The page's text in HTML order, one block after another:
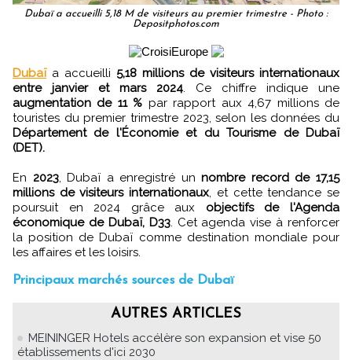
Dubaï a accueilli 5,18 M de visiteurs au premier trimestre - Photo :
Depositphotos.com
Dubaïa accueilli 5,18 millions de visiteurs internationaux
entre janvier et mars 2024 . Ce chiffre indique une
augmentation de 11 % par rapport aux 4,67 millions de
touristes du premier trimestre 2023, selon les données du
Département de l'Économie et du Tourisme de Dubaï
(DET).
En 2023, Dubaï a enregistré unnombre record de 17,15
millions de visiteurs internationaux , et cette tendance se
poursuit en 2024 grâce aux objectifs de l'Agenda
économique de Dubaï, D33. Cet agenda vise à renforcer
la position de Dubaï comme destination mondiale pour
les affaires et les loisirs.
Principaux marchés sources de Dubaï
AUTRES ARTICLES
MEININGER Hotels accélère son expansion et vise 50
établissements d'ici 2030